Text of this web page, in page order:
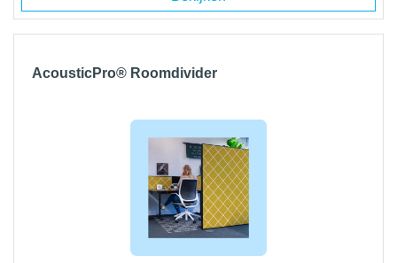
AcousticPro® Roomdivider